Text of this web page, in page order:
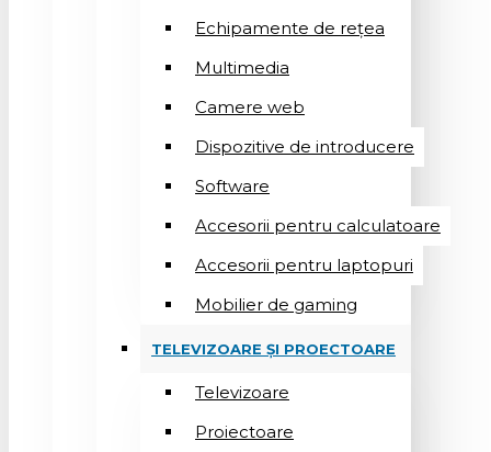
Echipamente de rețea
Multimedia
Camere web
Dispozitive de introducere
Software
Accesorii pentru calculatoare
Accesorii pentru laptopuri
Mobilier de gaming
TELEVIZOARE ȘI PROECTOARE
Televizoare
Proiectoare